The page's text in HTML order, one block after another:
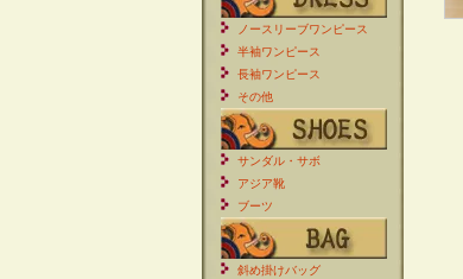
ノースリーブワンピース
半袖ワンピース
長袖ワンピース
その他
サンダル・サボ
アジア靴
ブーツ
斜め掛けバッグ